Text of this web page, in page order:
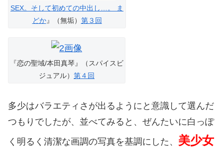
SEX。そして初めての中出し…。 ま
どか』（無垢） 第３回
『恋の聖域/本田真琴』（スパイスビ
ジュアル） 第４回
多少はバラエティさが出るようにと意識して選んだ
つもりでしたが、並べてみると、ぜんたいに白っぽ
く明るく清潔な画調の写真を基調にした、 美少女